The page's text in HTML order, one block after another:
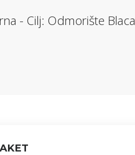
- Cilj: Odmorište Blaca